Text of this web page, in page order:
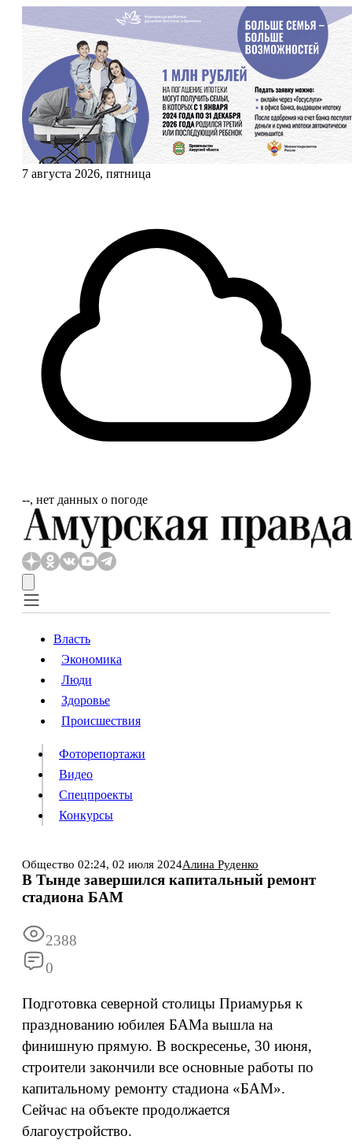
7 августа 2026, пятница
‐‐, нет данных о погоде
Власть
Происшествия
Видео
Конкурсы
Информация Подписка
Власть
Экономика
Люди
Здоровье
Происшествия
Фоторепортажи
Видео
Спецпроекты
Конкурсы
Общество 02:24, 02 июля 2024Алина Руденко
В Тынде завершился капитальный ремонт
стадиона БАМ
2388
0
Подготовка северной столицы Приамурья к
празднованию юбилея БАМа вышла на
финишную прямую. В воскресенье, 30 июня,
строители закончили все основные работы по
капитальному ремонту стадиона «БАМ».
Сейчас на объекте продолжается
благоустройство.